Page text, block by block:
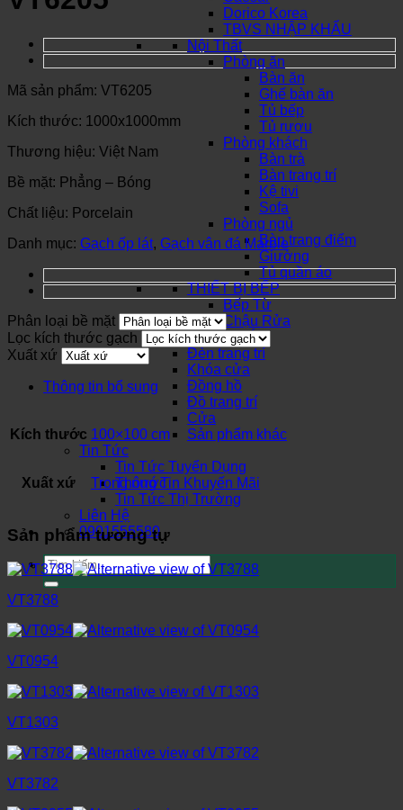
Dorico Korea
TBVS NHẬP KHẨU
Nội Thất
Phòng ăn
Bàn ăn
Ghế bàn ăn
Tủ bếp
Tủ rượu
Phòng khách
Bàn trà
Bàn trang trí
Kệ tivi
Sofa
Phòng ngủ
Bàn trang điểm
Giường
Tủ quần áo
THIẾT BỊ BẾP
Bếp Từ
Chậu Rửa
SƠN NƯỚC
Đèn trang trí
Khóa cửa
Đồng hồ
Đồ trang trí
Cửa
Sản phẩm khác
Tin Tức
Tin Tức Tuyển Dụng
Thông Tin Khuyến Mãi
Tin Tức Thị Trường
Liên Hệ
0901555580
Tìm
kiếm:
Mã sản phẩm: VT6205
Kích thước: 1000x1000mm
Thương hiệu: Việt Nam
Bề mặt: Phẳng – Bóng
Chất liệu: Porcelain
Danh mục: Gạch ốp lát, Gạch vân đá Marble
Phân loại bề mặt
Lọc kích thước gạch
Xuất xứ
Thông tin bổ sung
Kích thước 100×100 cm
Xuất xứ Trong nước
Sản phẩm tương tự
VT3788
VT0954
VT1303
VT3782